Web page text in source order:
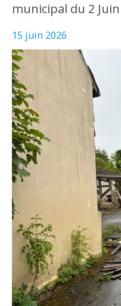
municipal du 2 Juin
15 juin 2026